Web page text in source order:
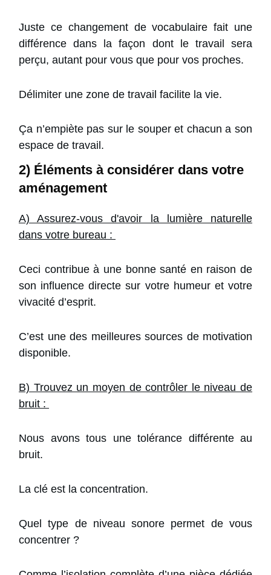
Juste ce changement de vocabulaire fait une
différence dans la façon dont le travail sera
perçu, autant pour vous que pour vos proches.
Délimiter une zone de travail facilite la vie.
Ça n’empiète pas sur le souper et chacun a son
espace de travail.
2) Éléments à considérer dans votre
aménagement
A) Assurez-vous d'avoir la lumière naturelle
dans votre bureau :
Ceci contribue à une bonne santé en raison de
son influence directe sur votre humeur et votre
vivacité d’esprit.
C’est une des meilleures sources de motivation
disponible.
B) Trouvez un moyen de contrôler le niveau de
bruit :
Nous avons tous une tolérance différente au
bruit.
La clé est la concentration.
Quel type de niveau sonore permet de vous
concentrer ?